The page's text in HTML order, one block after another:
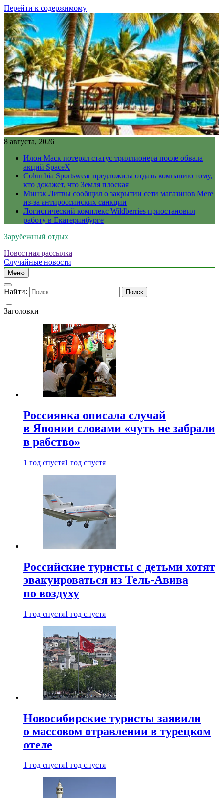
Перейти к содержимому
8 августа, 2026
Илон Маск потерял статус триллионера после обвала
акций SpaceX
Columbia Sportswear предложила отдать компанию тому,
кто докажет, что Земля плоская
Минэк Литвы сообщил о закрытии сети магазинов Mere
из-за антироссийских санкций
Логистический комплекс Wildberries приостановил
работу в Екатеринбурге
Зарубежный отдых
Новостная рассылка
Случайные новости
Меню
Найти:
Заголовки
Россиянка описала случай
в Японии словами «чуть не забрали
в рабство»
1 год спустя1 год спустя
Российские туристы с детьми хотят
эвакуироваться из Тель-Авива
по воздуху
1 год спустя1 год спустя
Новосибирские туристы заявили
о массовом отравлении в турецком
отеле
1 год спустя1 год спустя